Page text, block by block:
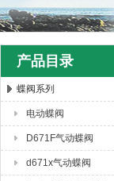
上海唐玛泵阀有限公司
产品目录
蝶阀系列
电动蝶阀
D671F气动蝶阀
d671x气动蝶阀